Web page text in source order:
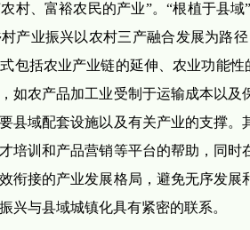
村、富裕农民的产业”。“根植于县
产业振兴以农村三产融合发展为路
包括农业产业链的延伸、农业功能
如农产品加工业受制于运输成本以
县域配套设施以及有关产业的支撑
培训和产品营销等平台的帮助，同时
衔接的产业发展格局，避免无序发
兴与县域城镇化具有紧密的联系。